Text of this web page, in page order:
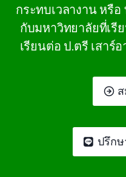
กระทบเวลางาน หรื
กับมหาวิทยาลัยที่เรี
เรียนต่อ ป.ตรี เสาร์
ปรึก